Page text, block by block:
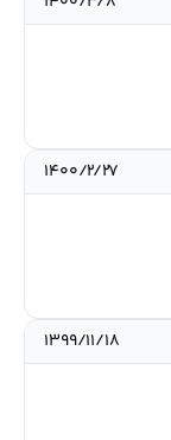
۱۴۰۰/۲/۲۷
۱۳۹۹/۱۱/۱۸